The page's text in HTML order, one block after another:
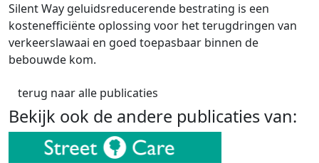
Silent Way geluidsreducerende bestrating is een
kostenefficiënte oplossing voor het terugdringen van
verkeerslawaai en goed toepasbaar binnen de
bebouwde kom.
terug naar alle publicaties
Bekijk ook de andere publicaties van: